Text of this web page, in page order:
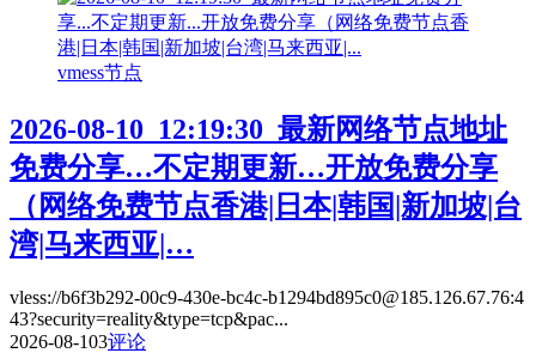
vmess节点
2026-08-10_12:19:30_最新网络节点地址
免费分享…不定期更新…开放免费分享
（网络免费节点香港|日本|韩国|新加坡|台
湾|马来西亚|…
vless://b6f3b292-00c9-430e-bc4c-b1294bd895c0@185.126.67.76:4
43?security=reality&type=tcp&pac...
2026-08-103评论